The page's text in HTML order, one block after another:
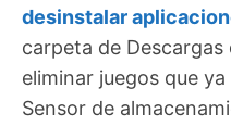
desinstalar
carpeta de
eliminar juegos que
Sensor de